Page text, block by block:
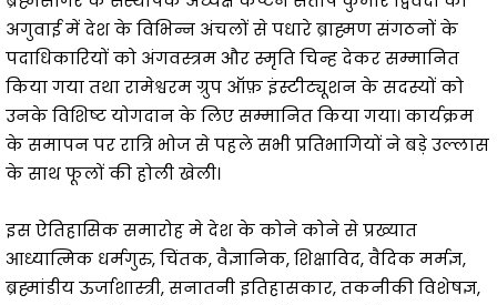
अगुवाई में देश के विभिन्न अंचलों से पधारे ब्राह्मण संगठनों के
पदाधिकारियों को अंगवस्त्रम और स्मृति चिन्ह देकर सम्मानित
किया गया तथा रामेश्वरम ग्रुप ऑफ़ इंस्टीट्यूशन के सदस्यों को
उनके विशिष्ट योगदान के लिए सम्मानित किया गया। कार्यक्रम
के समापन पर रात्रि भोज से पहले सभी प्रतिभागियों ने बड़े उल्लास
के साथ फूलों की होली खेली।
इस ऐतिहासिक समारोह मे देश के कोने कोने से प्रख्यात
आध्यात्मिक धर्मगुरु, चिंतक, वैज्ञानिक, शिक्षाविद, वैदिक मर्मज्ञ,
ब्रह्मांडीय ऊर्जाशास्त्री, सनातनी इतिहासकार, तकनीकी विशेषज्ञ,